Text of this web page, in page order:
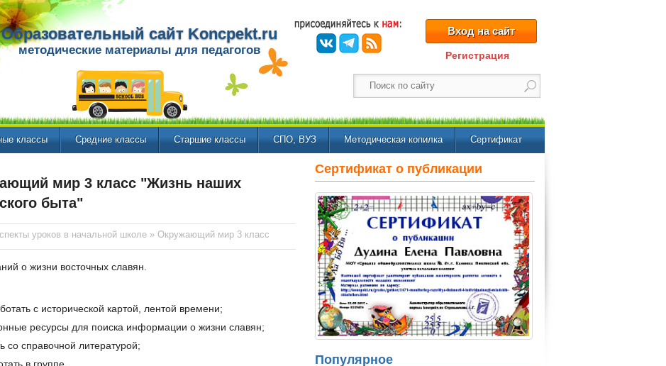
Образовательный сайт Koncpekt.ru
методические материалы для педагогов
Вход на сайт
Регистрация
классы Средние классы Старшие классы СПО, ВУЗ Методическая копилка Сертификат
мир 3 класс "Жизнь наших
быта"
уроков в начальной школе » Окружающий мир 3 класс
о жизни восточных славян.
с исторической картой, лентой времени;
ресурсы для поиска информации о жизни славян;
со справочной литературой;
Сертификат о публикации
Популярное